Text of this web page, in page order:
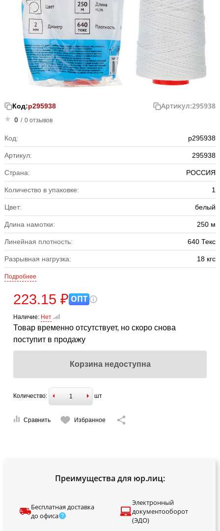
Код:р295938 Артикул:295938
0 / 0 отзывов
Код: р295938
Артикул: 295938
Страна: РОССИЯ
Количество в упаковке: 1
Цвет: белый
Длина намотки: 250 м
Линейная плотность: 640 Текс
Разрывная нагрузка: 18 кгс
Подробнее
223.15 ₽ ОПТ
Наличие: Нет
Товар временно отсутствует, но скоро снова
поступит в продажу
Корзина недоступна
Количество: шт
Сравнить Избранное
Преимущества для юр.лиц:
Бесплатная доставка
до офиса
Электронный
документооборот
(ЭДО)